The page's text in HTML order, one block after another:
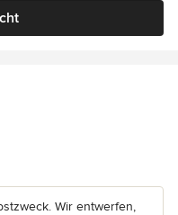
5 Sternen
Wir entwerfen,